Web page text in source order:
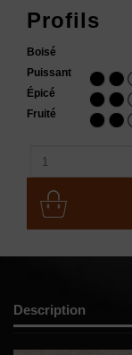
Profils
Boisé
Puissant
Épicé
Fruité
Description